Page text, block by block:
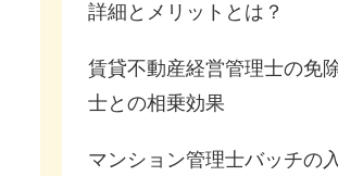
詳細とメリットとは？
賃貸不動産経営管理士の免
士との相乗効果
マンション管理士バッチの